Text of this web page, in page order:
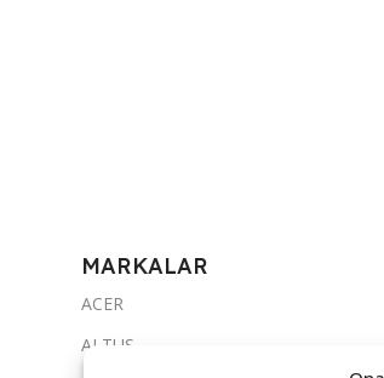
MARKALAR
ACER
ALTUS